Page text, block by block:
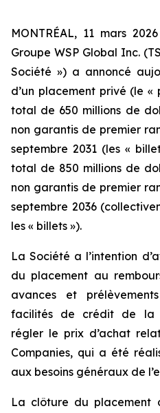
MONTRÉAL, 11 mars
Groupe WSP Global Inc.
Société ») a annoncé
d’un placement privé (le «
total de 650 millions de
non garantis de premier
septembre 2031 (les «
total de 850 millions de
non garantis de premier
septembre 2036
les « billets »).
La Société a l’intention
du placement au
avances et
facilités de crédit de la
régler le prix d’achat
Companies, qui a été
aux besoins généraux de
La clôture du placement